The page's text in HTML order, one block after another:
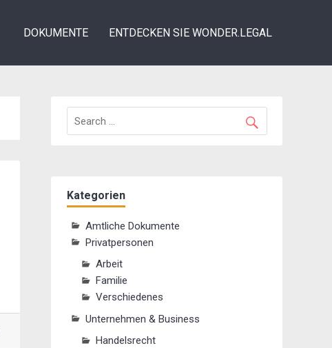
DOKUMENTE ENTDECKEN SIE WONDER.LEGAL
Kategorien
Amtliche Dokumente
Privatpersonen
Arbeit
Familie
Verschiedenes
Unternehmen & Business
Handelsrecht